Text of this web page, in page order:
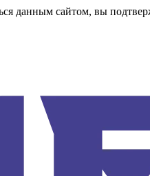
данным сайтом, вы